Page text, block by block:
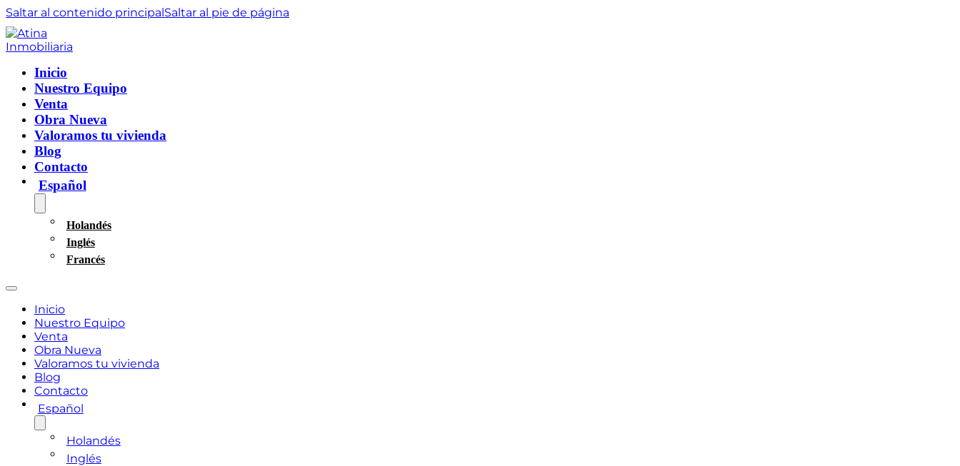
Saltar al contenido principalSaltar al pie de página
Inicio
Nuestro Equipo
Venta
Obra Nueva
Valoramos tu vivienda
Blog
Contacto
Español
Holandés
Inglés
Francés
Inicio
Nuestro Equipo
Venta
Obra Nueva
Valoramos tu vivienda
Blog
Contacto
Español
Holandés
Inglés